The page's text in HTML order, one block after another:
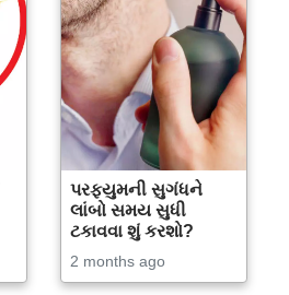
પરફ્યુમની સુગંધને
લાંબો સમય સુધી
ટકાવવા શું કરશો?
2 months ago